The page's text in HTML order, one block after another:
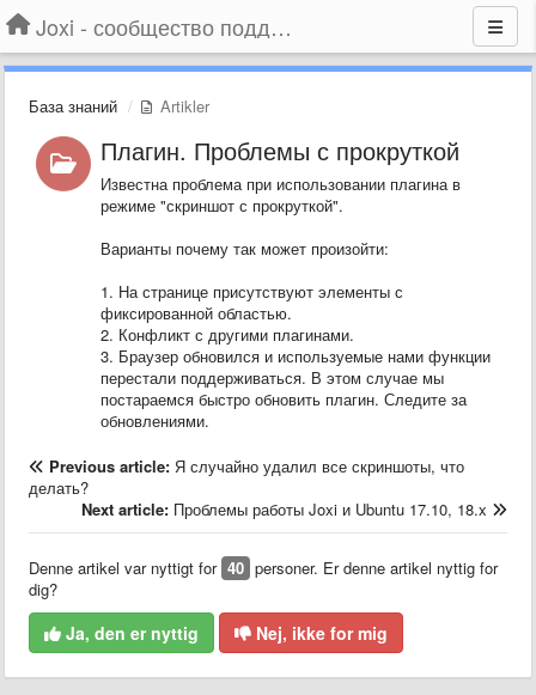
Joxi - сообщество поддержки
База знаний Artikler
Плагин. Проблемы с прокруткой
Известна проблема при использовании плагина в
режиме "скриншот с прокруткой".
Варианты почему так может произойти:
1. На странице присутствуют элементы с
фиксированной областью.
2. Конфликт с другими плагинами.
3. Браузер обновился и используемые нами функции
перестали поддерживаться. В этом случае мы
постараемся быстро обновить плагин. Следите за
обновлениями.
Previous article: Я случайно удалил все скриншоты, что
делать?
Next article: Проблемы работы Joxi и Ubuntu 17.10, 18.x
Denne artikel var nyttigt for 40 personer. Er denne artikel nyttig for
dig?
Ja, den er nyttig Nej, ikke for mig